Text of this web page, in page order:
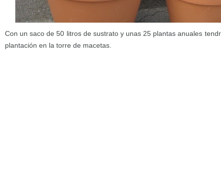
Con un saco de 50 litros de sustrato y unas 25 plantas anuales
plantación en la torre de macetas.